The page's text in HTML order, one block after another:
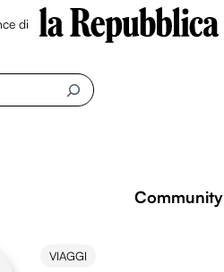
di
Community
VIAGGI